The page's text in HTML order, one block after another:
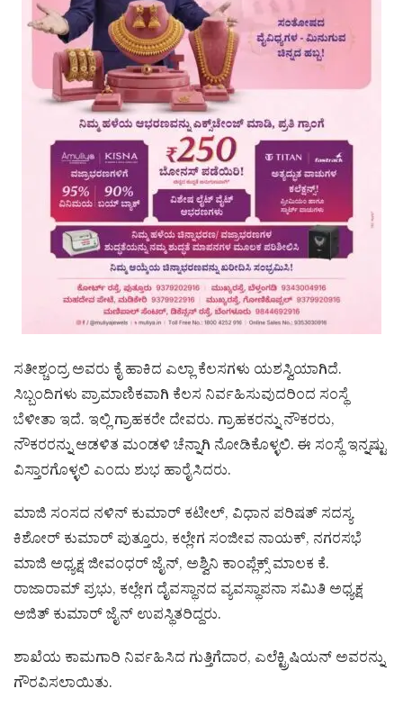
ಸತೀಶ್ಚಂದ್ರ ಅವರು ಕೈ ಹಾಕಿದ ಎಲ್ಲಾ ಕೆಲಸಗಳು ಯಶಸ್ವಿಯಾಗಿದೆ.
ಸಿಬ್ಬಂದಿಗಳು ಪ್ರಾಮಾಣಿಕವಾಗಿ ಕೆಲಸ ನಿರ್ವಹಿಸುವುದರಿಂದ ಸಂಸ್ಥೆ
ಬೆಳೀತಾ ಇದೆ. ಇಲ್ಲಿ ಗ್ರಾಹಕರೇ ದೇವರು. ಗ್ರಾಹಕರನ್ನು ನೌಕರರು,
ನೌಕರರನ್ನು ಆಡಳಿತ ಮಂಡಳಿ ಚೆನ್ನಾಗಿ ನೋಡಿಕೊಳ್ಳಲಿ. ಈ ಸಂಸ್ಥೆ ಇನ್ನಷ್ಟು
ವಿಸ್ತಾರಗೊಳ್ಳಲಿ ಎಂದು ಶುಭ ಹಾರೈಸಿದರು.
ಮಾಜಿ ಸಂಸದ ನಳಿನ್ ಕುಮಾರ್ ಕಟೀಲ್, ವಿಧಾನ ಪರಿಷತ್ ಸದಸ್ಯ
ಕಿಶೋರ್ ಕುಮಾರ್ ಪುತ್ತೂರು, ಕಲ್ಲೇಗ ಸಂಜೀವ ನಾಯಕ್, ನಗರಸಭೆ
ಮಾಜಿ ಅಧ್ಯಕ್ಷ ಜೀವಂಧರ್ ಜೈನ್, ಅಶ್ವಿನಿ ಕಾಂಪ್ಲೆಕ್ಸ್ ಮಾಲಕ ಕೆ.
ರಾಜಾರಾಮ್ ಪ್ರಭು, ಕಲ್ಲೇಗ ದೈವಸ್ಥಾನದ ವ್ಯವಸ್ಥಾಪನಾ ಸಮಿತಿ ಅಧ್ಯಕ್ಷ
ಅಜಿತ್ ಕುಮಾರ್ ಜೈನ್ ಉಪಸ್ಥಿತರಿದ್ದರು.
ಶಾಖೆಯ ಕಾಮಗಾರಿ ನಿರ್ವಹಿಸಿದ ಗುತ್ತಿಗೆದಾರ, ಎಲೆಕ್ಟ್ರಿಷಿಯನ್ ಅವರನ್ನು
ಗೌರವಿಸಲಾಯಿತು.